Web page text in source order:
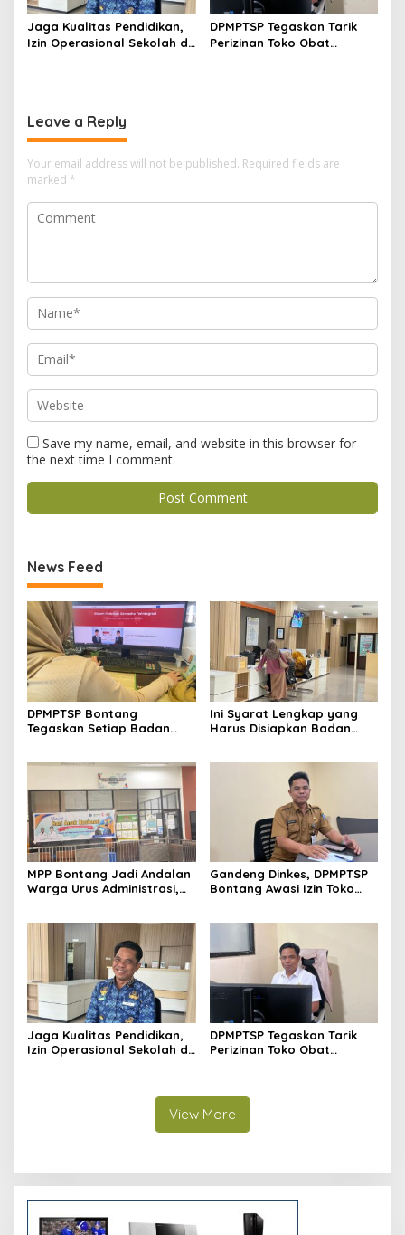
Jaga Kualitas Pendidikan,
Izin Operasional Sekolah di
DPMPTSP Tegaskan Tarik
Perizinan Toko Obat
Leave a Reply
Your email address will not be published. Required fields are
marked *
Save my name, email, and website in this browser for
the next time I comment.
News Feed
DPMPTSP Bontang
Tegaskan Setiap Badan
Ini Syarat Lengkap yang
Harus Disiapkan Badan
MPP Bontang Jadi Andalan
Warga Urus Administrasi,
Gandeng Dinkes, DPMPTSP
Bontang Awasi Izin Toko
Jaga Kualitas Pendidikan,
Izin Operasional Sekolah di
DPMPTSP Tegaskan Tarik
Perizinan Toko Obat
View More